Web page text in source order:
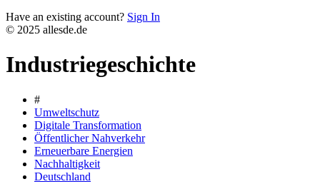
Have an existing account? Sign In
© 2025 allesde.de
Industriegeschichte
#
Umweltschutz
Digitale Transformation
Öffentlicher Nahverkehr
Erneuerbare Energien
Nachhaltigkeit
Deutschland